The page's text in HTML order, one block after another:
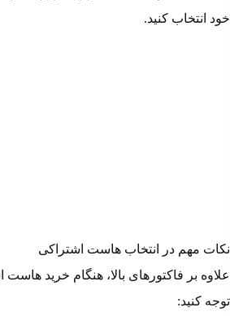
خود انتخاب کنید.
نکات مهم در انتخاب هاست اشتراکی
علاوه بر فاکتورهای بالا، هنگام خرید هاست
توجه کنید: